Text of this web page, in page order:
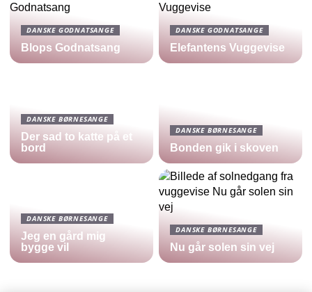
DANSKE GODNATSANGE
Blops Godnatsang
DANSKE GODNATSANGE
Elefantens Vuggevise
DANSKE BØRNESANGE
Der sad to katte på et
bord
DANSKE BØRNESANGE
Bonden gik i skoven
DANSKE BØRNESANGE
Jeg en gård mig
bygge vil
DANSKE BØRNESANGE
Nu går solen sin vej